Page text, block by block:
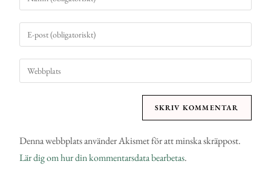
Denna webbplats använder Akismet för att minska skräppost.
Lär dig om hur din kommentarsdata bearbetas.